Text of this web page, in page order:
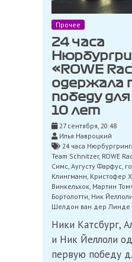
Прочее
24 часа
«ROWE
одержала
победу
10 лет
27 сентября, 20:48
Илья Навроцкий
24 часа
Team Schnitzer, ROWE
Симс, Аугусту Фарфус,
Клингманн, Кристофер
Винкельхок, Мартин
Бортолотти, Ник Йеллоли
Шелдон ван дер Линде
Ники Катсбург,
и Ник Йеллоли
первую победу